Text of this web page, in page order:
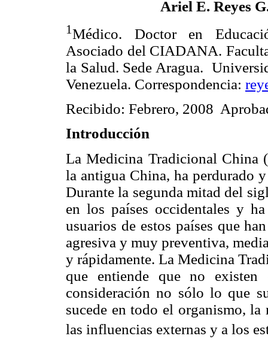
Ariel E. Reyes
1Médico. Doctor en
Asociado del CIADANA.
la Salud. Sede Aragua.
Venezuela. Correspondencia:
Recibido: Febrero, 2008
Introducción
La Medicina Tradicional China
la antigua China, ha perdurado
Durante la segunda mitad del
en los países occidentales y
usuarios de estos países que
agresiva y muy preventiva,
y rápidamente. La Medicina
que entiende que no existen
consideración no sólo lo que
sucede en todo el organismo, la
las influencias externas y a los